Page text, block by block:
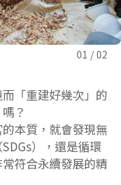
01 02
「重建好幾次」的
？
本質，就會發現無
），還是循環
符合永續發展的精